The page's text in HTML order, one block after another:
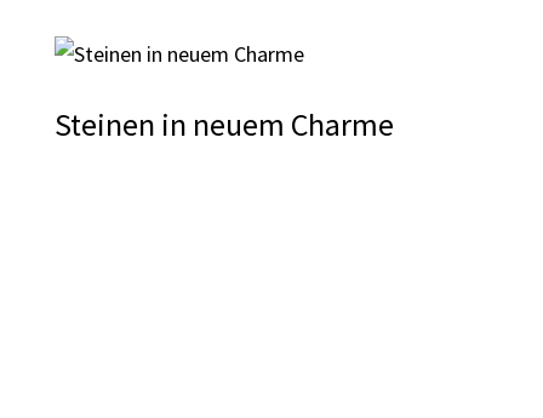
Steinen in neuem Charme